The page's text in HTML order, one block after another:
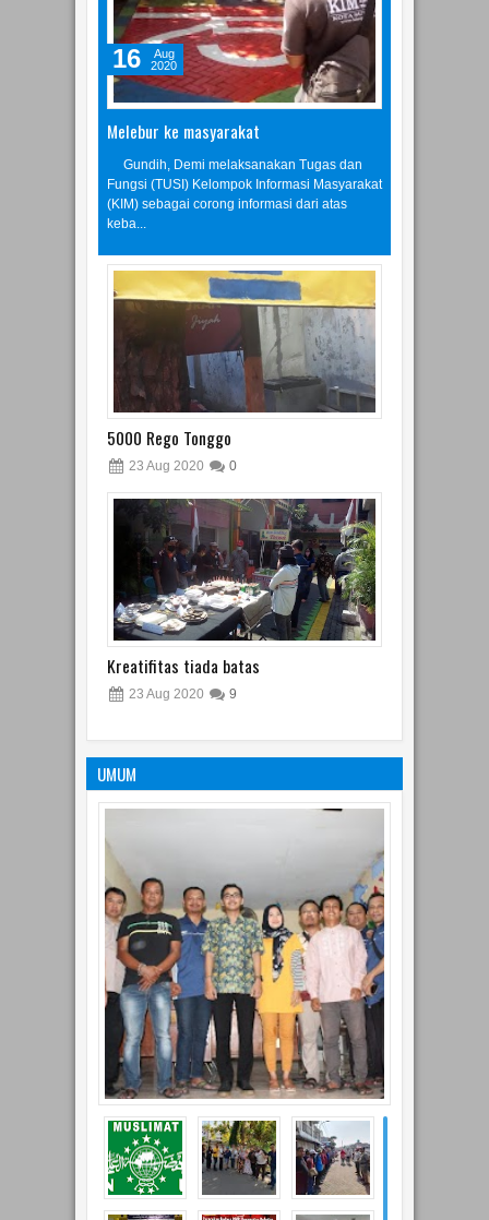
Melebur ke masyarakat
16
Aug
2020
Gundih, Demi melaksanakan Tugas dan
Fungsi (TUSI) Kelompok Informasi Masyarakat
(KIM) sebagai corong informasi dari atas
keba...
5000 Rego Tonggo
23 Aug 2020 0
Kreatifitas tiada batas
23 Aug 2020 9
UMUM